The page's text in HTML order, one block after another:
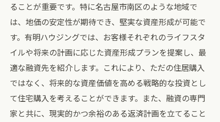
ることが重要です。特に名古屋市南区のような地域で
は、地価の安定性が期待でき、堅実な資産形成が可能で
す。有明ハウジングでは、お客様それぞれのライフスタ
イルや将来の計画に応じた資産形成プランを提案し、最
適な融資先を紹介します。これにより、ただの住居購入
ではなく、将来的な資産価値を高める戦略的な投資とし
て住宅購入を考えることができます。また、融資の専門
家と共に、現実的かつ余裕のある返済計画を立てること